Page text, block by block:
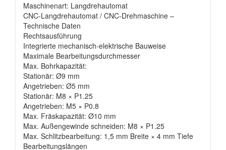
Maschinenart: Langdrehautomat
CNC-Langdrehautomat / CNC-Drehmaschine –
Technische Daten
Rechtsausführung
Integrierte mechanisch-elektrische Bauweise
Maximale Bearbeitungsdurchmesser
Max. Bohrkapazität:
Stationär: Ø9 mm
Angetrieben: Ø5 mm
Stationär: M8 × P1.25
Angetrieben: M5 × P0.8
Max. Fräskapazität: Ø10 mm
Max. Außengewinde schneiden: M8 × P1.25
Max. Schlitzbearbeitung: 1,5 mm Breite × 4 mm Tiefe
Bearbeitungslängen